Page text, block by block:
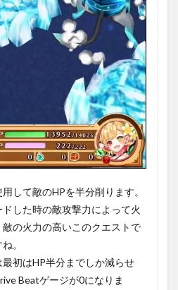
して敵のHPを半分削ります。
した時の敵攻撃力によって火
の火力の高いこのクエストで
。
最初はHP半分までしか減らせ
Beatゲージが0になりま